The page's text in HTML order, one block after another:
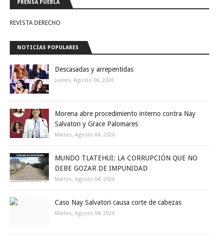
PRENSA PUEBLA
REVISTA DERECHO
NOTICIAS POPULARES
Descasadas y arrepentidas
Jueves, Agosto 06, 2026
Morena abre procedimiento interno contra Nay
Salvatori y Grace Palomares
Martes, Agosto 04, 2026
MUNDO TLATEHUI: LA CORRUPCIÓN QUE NO
DEBE GOZAR DE IMPUNIDAD
Martes, Agosto 04, 2026
Caso Nay Salvatori causa corte de cabezas
Martes, Agosto 04, 2026